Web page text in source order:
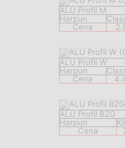
ALU Profil M
Harpun
Cena
ALU Profil W
Harpun
Cena
ALU Profil BZG
Harpun
Cena